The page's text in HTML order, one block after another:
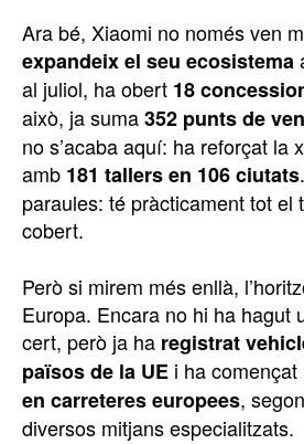
Ara bé, Xiaomi no només ven
expandeix el seu ecosistema
al juliol, ha obert 18
això, ja suma352 punts de
no s’acaba aquí: ha reforçat la
amb 181 tallers en 106 ciutats
paraules: té pràcticament tot el
cobert.
Però si mirem més enllà,
Europa. Encara no hi ha hagut
cert, però ja ha registrat
països de la UE i ha començat
en carreteres europees,
diversos mitjans especialitzats.